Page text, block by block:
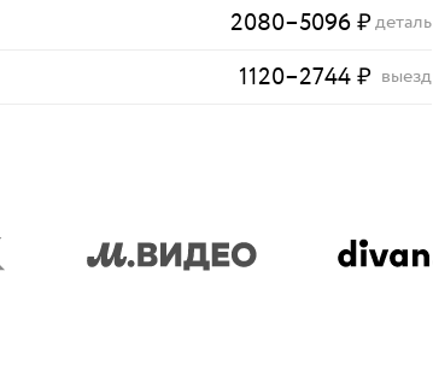
2080–5096₽деталь
1120–2744₽ выезд